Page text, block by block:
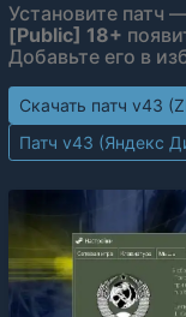
Установите патч
[Public] 18+
Добавьте его в
Скачать патч v43
Патч v43 (Яндекс